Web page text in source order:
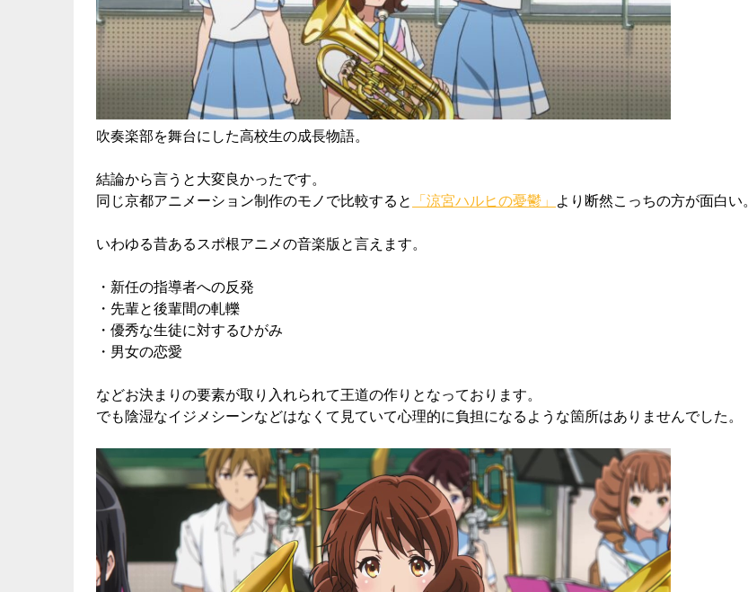
吹奏楽部を舞台にした高校生の成長物語。
結論から言うと大変良かったです。
同じ京都アニメーション制作のモノで比較すると 「涼宮ハルヒの憂鬱」 より断然こっちの方が面白い。
いわゆる昔あるスポ根アニメの音楽版と言えます。
・新任の指導者への反発
・先輩と後輩間の軋轢
・優秀な生徒に対するひがみ
・男女の恋愛
などお決まりの要素が取り入れられて王道の作りとなっております。
でも陰湿なイジメシーンなどはなくて見ていて心理的に負担になるような箇所はありませんでした。